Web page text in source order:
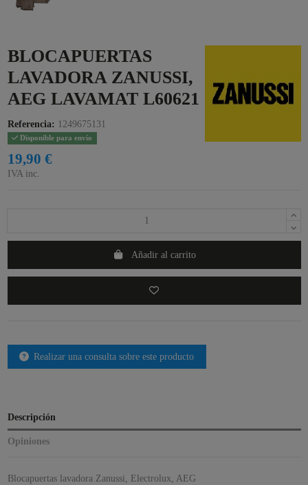
BLOCAPUERTAS
LAVADORA ZANUSSI,
AEG LAVAMAT L60621
Referencia: 1249675131
Disponible para envío
19,90 €
IVA inc.
Añadir al carrito
Realizar una consulta sobre este producto
Descripción
Opiniones
Blocapuertas lavadora Zanussi, Electrolux, AEG